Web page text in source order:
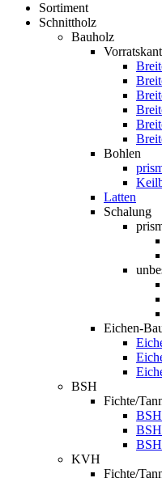
Sortiment
Schnittholz
Bauholz
Bohlen
Latten
Schalung
Eichen-
BSH
Fichte/
KVH
Fichte/